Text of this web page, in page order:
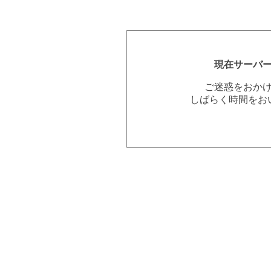
現在サーバ
ご迷惑をおか
しばらく時間を